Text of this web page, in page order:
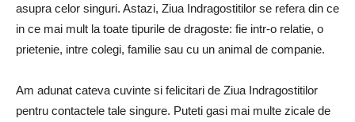
asupra celor singuri. Astazi, Ziua Indragostitilor se refera din ce
in ce mai mult la toate tipurile de dragoste: fie intr-o relatie, o
prietenie, intre colegi, familie sau cu un animal de companie.
Am adunat cateva cuvinte si felicitari de Ziua Indragostitilor
pentru contactele tale singure. Puteti gasi mai multe zicale de